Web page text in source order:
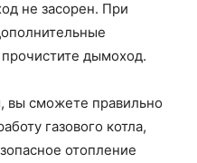
не засорен. При
дымоход.
вы сможете правильно
газового котла,
отопление